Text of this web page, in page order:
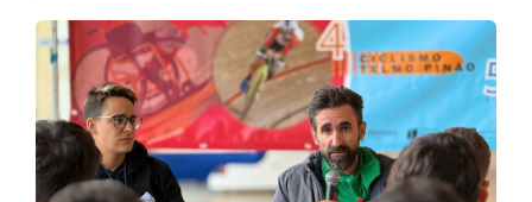
Jogos Paralímpicos de Los Angeles 2028.